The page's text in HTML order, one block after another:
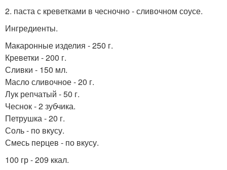
2. паста с креветками в чесночно - сливочном соусе.
Ингредиенты.
Макаронные изделия - 250 г.
Креветки - 200 г.
Сливки - 150 мл.
Масло сливочное - 20 г.
Лук репчатый - 50 г.
Чеснок - 2 зубчика.
Петрушка - 20 г.
Соль - по вкусу.
Смесь перцев - по вкусу.
100 гр - 209 ккал.